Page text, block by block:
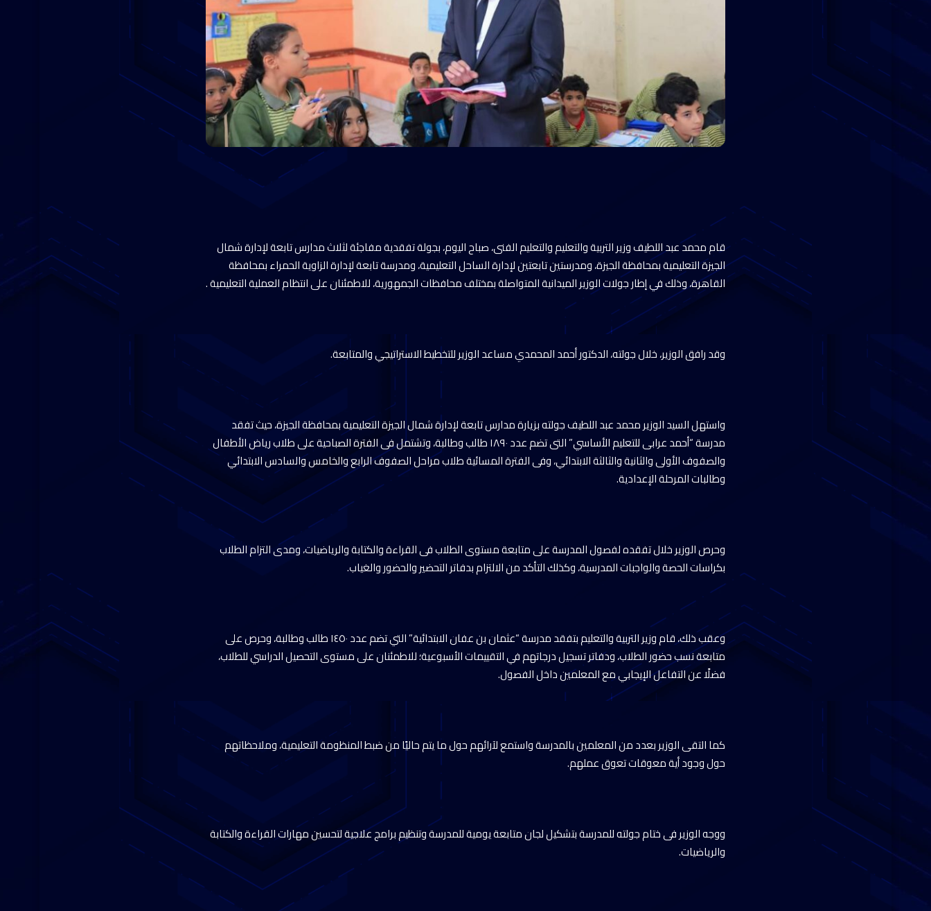
قام محمد عبد اللطيف وزير التربية والتعليم والتعليم الفنى، صباح اليوم، بجولة تفقدية مفاجئة لثلاث مدارس تابعة لإدارة شمال
الجيزة التعليمية بمحافظة الجيزة، ومدرستين تابعتين لإدارة الساحل التعليمية، ومدرسة تابعة لإدارة الزاوية الحمراء بمحافظة
القاهرة، وذلك في إطار جولات الوزير الميدانية المتواصلة بمختلف محافظات الجمهورية، للاطمئنان على انتظام العملية التعليمية .
وقد رافق الوزير، خلال جولته، الدكتور أحمد المحمدي مساعد الوزير للتخطيط الاستراتيجي والمتابعة.
واستهل السيد الوزير محمد عبد اللطيف جولته بزيارة مدارس تابعة لإدارة شمال الجيزة التعليمية بمحافظة الجيزة، حيث تفقد
مدرسة “أحمد عرابى للتعليم الأساسي” التى تضم عدد ١٨٩٠ طالب وطالبة، وتشتمل فى الفترة الصباحية على طلاب رياض الأطفال
والصفوف الأولى والثانية والثالثة الابتدائي، وفى الفترة المسائية طلاب مراحل الصفوف الرابع والخامس والسادس الابتدائي
وطالبات المرحلة الإعدادية.
وحرص الوزير خلال تفقده لفصول المدرسة على متابعة مستوى الطلاب فى القراءة والكتابة والرياضيات، ومدى التزام الطلاب
بكراسات الحصة والواجبات المدرسية، وكذلك التأكد من الالتزام بدفاتر التحضير والحضور والغياب.
وعقب ذلك، قام وزير التربية والتعليم بتفقد مدرسة “عثمان بن عفان الابتدائية” التي تضم عدد ١٤٥٠ طالب وطالبة، وحرص على
متابعة نسب حضور الطلاب، ودفاتر تسجيل درجاتهم في التقييمات الأسبوعية؛ للاطمئنان على مستوى التحصيل الدراسي للطلاب،
فضلًا عن التفاعل الإيجابي مع المعلمين داخل الفصول.
كما التقى الوزير بعدد من المعلمين بالمدرسة واستمع لآرائهم حول ما يتم حاليًا من ضبط المنظومة التعليمية، وملاحظاتهم
حول وجود أية معوقات تعوق عملهم.
ووجه الوزير فى ختام جولته للمدرسة بتشكيل لجان متابعة يومية للمدرسة وتنظيم برامج علاجية لتحسين مهارات القراءة والكتابة
والرياضيات.